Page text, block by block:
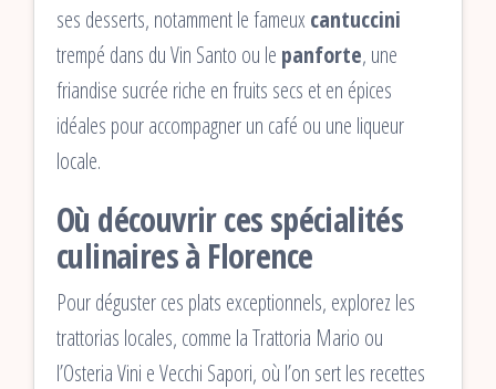
ses desserts, notamment le fameux cantuccini
trempé dans du Vin Santo ou le panforte, une
friandise sucrée riche en fruits secs et en épices
idéales pour accompagner un café ou une liqueur
locale.
Où découvrir ces spécialités
culinaires à Florence
Pour déguster ces plats exceptionnels, explorez les
trattorias locales, comme la Trattoria Mario ou
l’Osteria Vini e Vecchi Sapori, où l’on sert les recettes